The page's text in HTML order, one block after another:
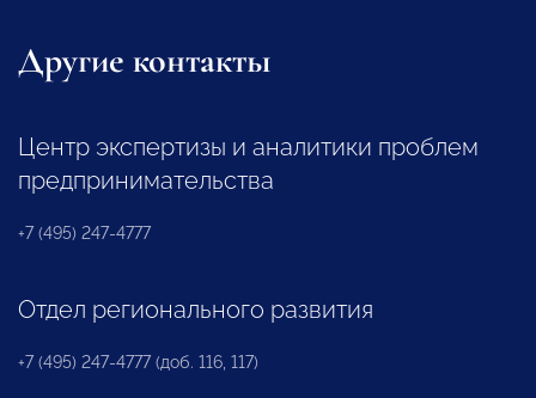
Другие контакты
Центр экспертизы и аналитики проблем
предпринимательства
+7 (495) 247-4777
Отдел регионального развития
+7 (495) 247-4777 (доб. 116, 117)